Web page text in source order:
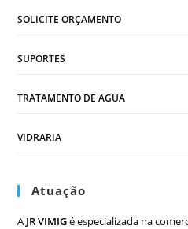
SOLICITE ORÇAMENTO
SUPORTES
TRATAMENTO DE AGUA
VIDRARIA
Atuação
A JR VIMIGé especializada na